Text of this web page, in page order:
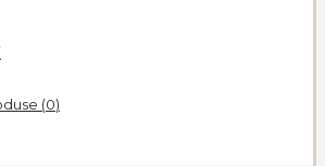
(0)